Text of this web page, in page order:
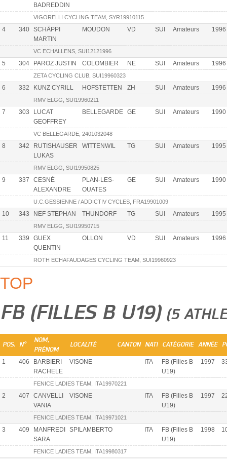
BADREDDIN
VIGORELLI CYCLING TEAM, SYR19910115
4 340 SCHÄPPI
MARTIN
MOUDON VD SUI Amateurs 1996
VC ECHALLENS, SUI12121996
5 304 PAROZ JUSTIN COLOMBIER NE SUI Amateurs 1996
ZETA CYCLING CLUB, SUI19960323
6 332 KUNZ CYRILL HOFSTETTEN ZH SUI Amateurs 1996
RMV ELGG, SUI19960211
7 303
LUCAT
GEOFFREY
BELLEGARDE GE SUI Amateurs 1990
VC BELLEGARDE, 2401032048
8 342
RUTISHAUSER
LUKAS
WITTENWIL TG SUI Amateurs 1995
RMV ELGG, SUI19950825
9 337
CESNÉ
ALEXANDRE
PLAN-LES-
OUATES
GE SUI Amateurs 1990
U.C.GESSIENNE / ADDICTIV CYCLES, FRA19901009
10 343 NEF STEPHAN THUNDORF TG SUI Amateurs 1995
RMV ELGG, SUI19950715
11 339
GUEX
QUENTIN
OLLON VD SUI Amateurs 1996
ROTH ECHAFAUDAGES CYCLING TEAM, SUI19960923
TOP
FB (FILLES B U19) (5
POS. N°
NOM,
PRÉNOM
LOCALITÉ CANTON NATI CATÉGORIE ANNÉE
1 406
BARBIERI
RACHELE
VISONE ITA
FB (Filles B
U19)
1997
FENICE LADIES TEAM, ITA19970221
2 407
CANVELLI
VANIA
VISONE ITA
FB (Filles B
U19)
1997
FENICE LADIES TEAM, ITA19971021
3 409
MANFREDI
SARA
SPILAMBERTO ITA
FB (Filles B
U19)
1998
FENICE LADIES TEAM, ITA19980317